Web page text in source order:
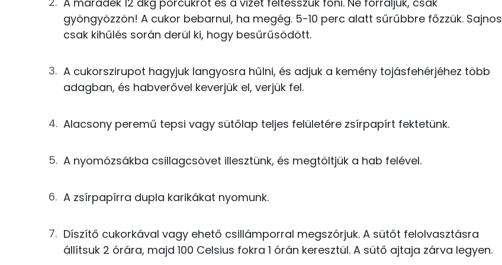
9g víz
0 kcal
Összesen
TOP ásványi anyagok
Nátrium
Szelén
Foszfor
Kálcium
TOP vitaminok
Kolin:
Riboflavin - B2 vitamin:
Niacin - B3 vitamin:
B6 vitamin:
Fehérje
Összesen
gyöngyözzön! A cukor bebarnul, ha megég. 5-10 perc alatt sűrűbbre főzzük. Sajnos
csak kihűlés során derül ki, hogy besűrűsödött.
A cukorszirupot hagyjuk langyosra hűlni, és adjuk a kemény tojásfehérjéhez több
adagban, és habverővel keverjük el, verjük fel.
Alacsony peremű tepsi vagy sütőlap teljes felületére zsírpapírt fektetünk.
A nyomózsákba csillagcsövet illesztünk, és megtöltjük a hab felével.
A zsírpapírra dupla karikákat nyomunk.
Díszítő cukorkával vagy ehető csillámporral megszórjuk. A sütőt felolvasztásra
állítsuk 2 órára, majd 100 Celsius fokra 1 órán keresztül. A sütő ajtaja zárva legyen.